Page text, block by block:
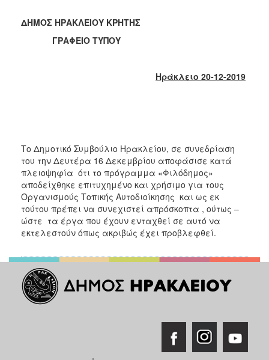
2020
2019
2012
2011
2010
2006
Ο
ΤΟΠΟΣ
ΠΟΛΙΤΙΣΜΟΣ
ΔΗΜΟΣ ΗΡΑΚΛΕΙΟΥ ΚΡΗΤΗΣ
ΓΡΑΦΕΙΟ ΤΥΠΟΥ
Ηράκλειο 20-12-2019
Το Δημοτικό Συμβούλιο Ηρακλείου, σε συνεδρίαση
του την Δευτέρα 16 Δεκεμβρίου αποφάσισε κατά
πλειοψηφία ότι το πρόγραμμα «Φιλόδημος»
αποδείχθηκε επιτυχημένο και χρήσιμο για τους
Οργανισμούς Τοπικής Αυτοδιοίκησης και ως εκ
τούτου πρέπει να συνεχιστεί απρόσκοπτα , ούτως –
ώστε τα έργα που έχουν ενταχθεί σε αυτό να
εκτελεστούν όπως ακριβώς έχει προβλεφθεί.